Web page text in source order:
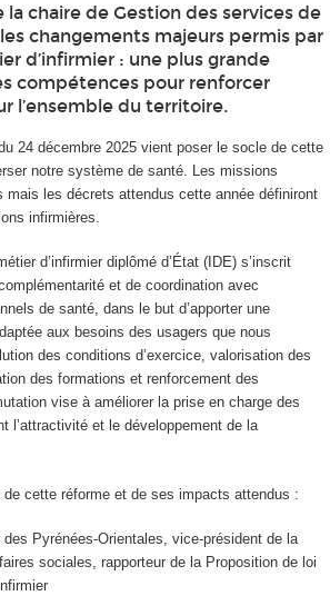
la chaire de Gestion des services de
changements majeurs permis par
d’infirmier : une plus grande
compétences pour renforcer
l’ensemble du territoire.
24 décembre 2025 vient poser le socle de cette
notre système de santé. Les missions
mais les décrets attendus cette année définiront
infirmières.
d’infirmier diplômé d’État (IDE) s’inscrit
et de coordination avec
de santé, dans le but d’apporter une
aux besoins des usagers que nous
des conditions d’exercice, valorisation des
des formations et renforcement des
vise à améliorer la prise en charge des
l’attractivité et le développement de la
cette réforme et de ses impacts attendus :
des Pyrénées-Orientales, vice-président de la
sociales, rapporteur de la Proposition de loi